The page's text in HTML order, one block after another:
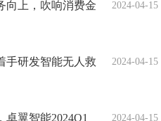
2024-04-15
向上，吹响消费金
2024-04-15
手研发智能无人救
2024-04-15
翼智能2024Q1